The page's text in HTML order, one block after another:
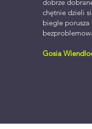
dobrze
chętnie dzieli
biegle porusza
Gosia